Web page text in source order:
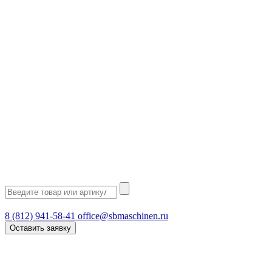
8 (812) 941-58-41 office@sbmaschinen.ru
Оставить заявку